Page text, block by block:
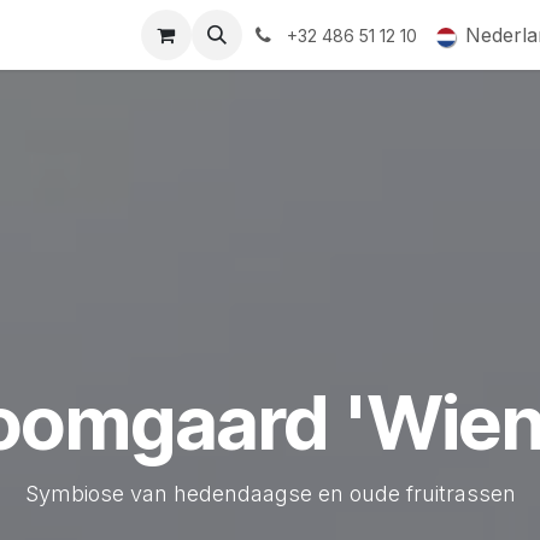
QR-labels Leifruit Subsidiedossiers
+32 486 51 12 10
Symbiose van hedendaagse en oude fruitrassen